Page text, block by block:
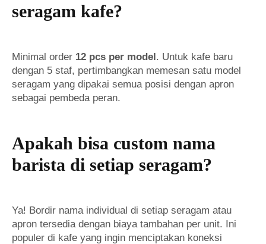
seragam kafe?
Minimal order 12 pcs per model. Untuk kafe baru
dengan 5 staf, pertimbangkan memesan satu model
seragam yang dipakai semua posisi dengan apron
sebagai pembeda peran.
Apakah bisa custom nama
barista di setiap seragam?
Ya! Bordir nama individual di setiap seragam atau
apron tersedia dengan biaya tambahan per unit. Ini
populer di kafe yang ingin menciptakan koneksi